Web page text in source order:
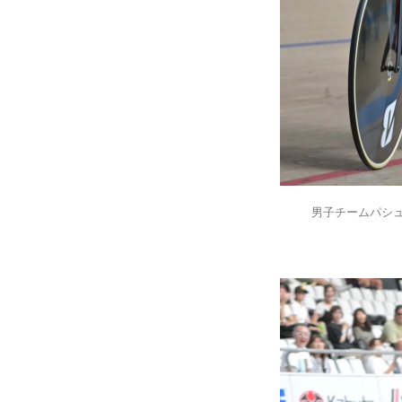
男子チームパシ